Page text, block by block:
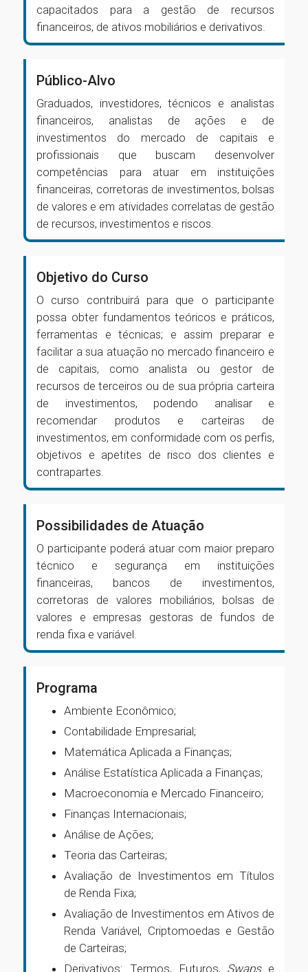
capacitados para a gestão de recursos
financeiros, de ativos mobiliários e derivativos.
Público-Alvo
Graduados, investidores, técnicos e analistas
financeiros, analistas de ações e de
investimentos do mercado de capitais e
profissionais que buscam desenvolver
competências para atuar em instituições
financeiras, corretoras de investimentos, bolsas
de valores e em atividades correlatas de gestão
de recursos, investimentos e riscos.
Objetivo do Curso
O curso contribuirá para que o participante
possa obter fundamentos teóricos e práticos,
ferramentas e técnicas; e assim preparar e
facilitar a sua atuação no mercado financeiro e
de capitais, como analista ou gestor de
recursos de terceiros ou de sua própria carteira
de investimentos, podendo analisar e
recomendar produtos e carteiras de
investimentos, em conformidade com os perfis,
objetivos e apetites de risco dos clientes e
contrapartes.
Possibilidades de Atuação
O participante poderá atuar com maior preparo
técnico e segurança em instituições
financeiras, bancos de investimentos,
corretoras de valores mobiliários, bolsas de
valores e empresas gestoras de fundos de
renda fixa e variável.
Programa
Ambiente Econômico;
Contabilidade Empresarial;
Matemática Aplicada a Finanças;
Análise Estatística Aplicada a Finanças;
Macroeconomia e Mercado Financeiro;
Finanças Internacionais;
Análise de Ações;
Teoria das Carteiras;
Avaliação de Investimentos em Títulos
de Renda Fixa;
Avaliação de Investimentos em Ativos de
Renda Variável, Criptomoedas e Gestão
de Carteiras;
Derivativos: Termos, Futuros, Swapse